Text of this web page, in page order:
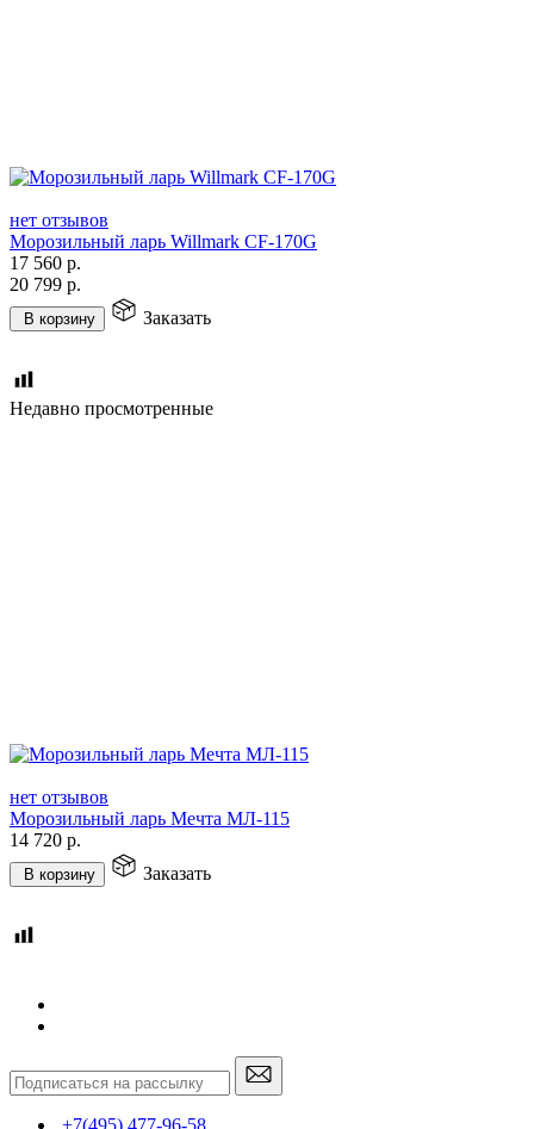
нет отзывов
Морозильный ларь Willmark CF-170G
17 560 р.
20 799 р.
В корзину Заказать
Недавно просмотренные
нет отзывов
Морозильный ларь Мечта МЛ-115
14 720 р.
В корзину Заказать
+7(495) 477-96-58